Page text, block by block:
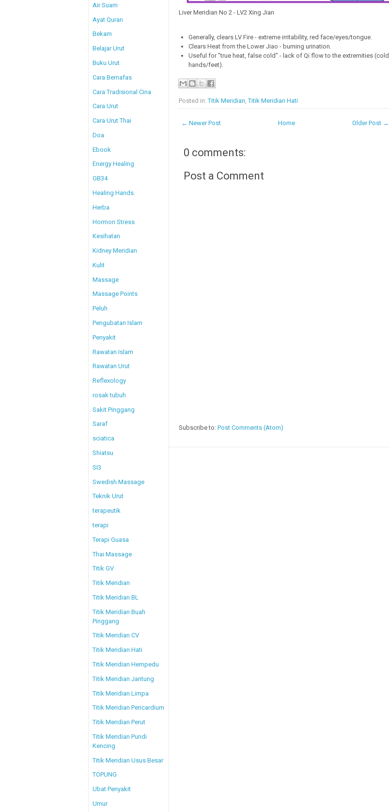
Air Suam
Ayat Quran
Bekam
Belajar Urut
Buku Urut
Cara Bernafas
Cara Tradisional Cina
Cara Urut
Cara Urut Thai
Doa
Ebook
Energy Healing
GB34
Healing Hands.
Herba
Hormon Stress
Kesihatan
Kidney Meridian
Kulit
Massage
Massage Points
Peluh
Pengubatan Islam
Penyakit
Rawatan Islam
Rawatan Urut
Reflexology
rosak tubuh
Sakit Pinggang
Saraf
sciatica
Shiatsu
SI3
Swedish Massage
Teknik Urut
terapeutik
terapi
Terapi Guasa
Thai Massage
Titik GV
Titik Meridian
Titik Meridian BL
Titik Meridian Buah
Pinggang
Titik Meridian CV
Titik Meridian Hati
Titik Meridian Hempedu
Titik Meridian Jantung
Titik Meridian Limpa
Titik Meridian Pericardium
Titik Meridian Perut
Titik Meridian Pundi
Kencing
Titik Meridian Usus Besar
TOPUNG
Ubat Penyakit
Umur
Liver Meridian No 2 - LV2 Xing Jian
Generally, clears LV Fire - extreme irritability, red face/eyes/tongue.
Clears Heat from the Lower Jiao - burning urination.
Useful for "true heat, false cold" - lack of Qi flow to the extremities (cold
hands/feet).
Posted in:Titik Meridian ,Titik Meridian Hati
← Newer Post Older Post →
Home
0 comments:
Post a Comment
Subscribe to: Post Comments (Atom)